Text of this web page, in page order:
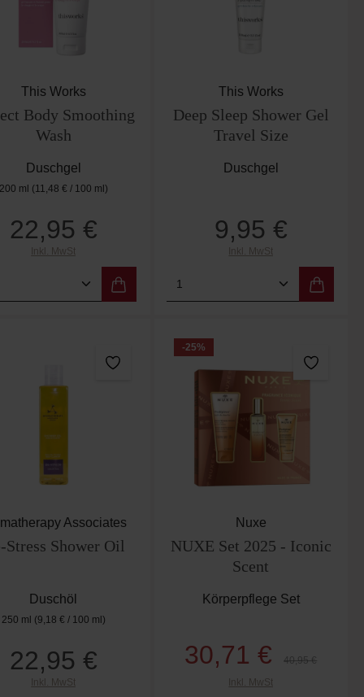
benutze die Schaltflächen um die
Wert ein oder benutze die
This Works
Body Smoothing
Wash
Duschgel
ml (11,48 € / 100 ml)
Regulärer Preis:
22,95 €
Inkl. MwSt
Anzahl: Gib den gewünschten Wert
This Works
Deep Sleep Shower Gel
Travel Size
Duschgel
Regulärer Preis:
9,95 €
Inkl. MwSt
Produkt Anzahl: Gib
Associates
Stress Shower Oil
Duschöl
250 ml (9,18 € / 100 ml)
Regulärer Preis:
22,95 €
Inkl. MwSt
-25%
Nuxe
NUXE Set 2025 - Iconic
Scent
Körperpflege Set
Verkaufspreis:
30,71 €
40,95 €
Inkl. MwSt